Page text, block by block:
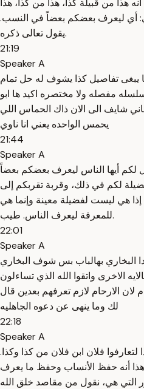
هذا من قبيلة كذا، هذا من كذا، هذا
أي ليعرف بعضكم بعضاً في النسب.
يقول تعالى ذكره.
21:19
Speaker A
يبغى تفاصيل كذا يشوف له حل تمام
مفصله ولا مختصره اكيد ها ابو
شايف الى الان ذاك الحماس اللي
يحمس الواحده يعني انا ناوي
21:44
Speaker A
لكم أيها الناس ليعرف بعضكم بعضاً
لكم في ذلك، وقربة تقربكم إلى
إذا هي ليست لفضيلة معينة وإنما هي
للمعرفة ليعرف الناس. طيب.
22:01
Speaker A
البخاري بهالباب بس شوف البخاري
الاخرى واتقوا الله الذي تساءلون
لان الارحام لازم تعرفهم بعدين قال
لك وما ينهى عن دعوه الجاهليه
22:18
Speaker A
فلان ابن فلان من كذا وكذا.
هذا أنه حفظ الأنساب وحفظ ما يعرف
التي هي، نقول من مقاصد خلق الله